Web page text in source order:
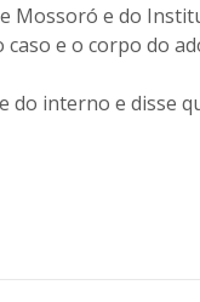
Mossoró e do
e o corpo do
do interno e disse